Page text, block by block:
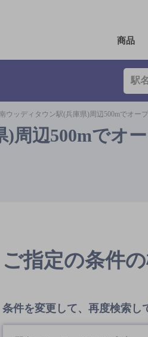
商品
南ウッディタウン駅(兵庫県)周辺500mでオー
周辺500mでオ
ご指定の条件
条件を変更して、再度検索し